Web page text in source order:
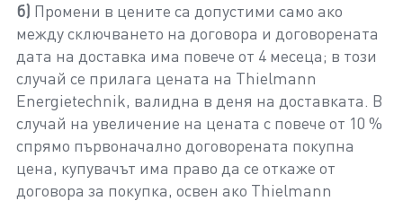
б) Промени в цените са допустими само ако
между сключването на договора и договорената
дата на доставка има повече от 4 месеца; в този
случай се прилага цената на Thielmann
Energietechnik, валидна в деня на доставката. В
случай на увеличение на цената с повече от 10 %
спрямо първоначално договорената покупна
цена, купувачът има право да се откаже от
договора за покупка, освен ако Thielmann